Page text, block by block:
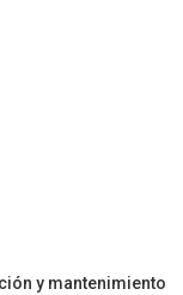
y mantenimiento